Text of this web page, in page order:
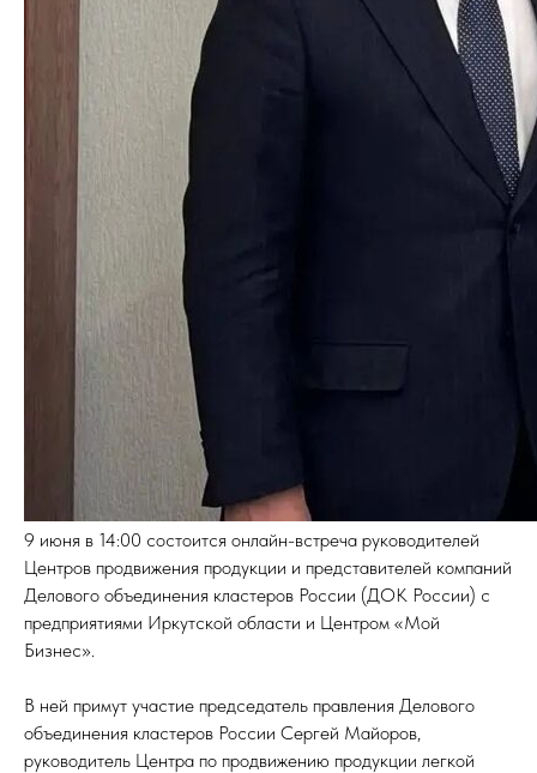
9 июня в 14:00 состоится онлайн-встреча руководителей
Центров продвижения продукции и представителей компаний
Делового объединения кластеров России (ДОК России) с
предприятиями Иркутской области и Центром «Мой
Бизнес».
В ней примут участие председатель правления Делового
объединения кластеров России Сергей Майоров,
руководитель Центра по продвижению продукции легкой